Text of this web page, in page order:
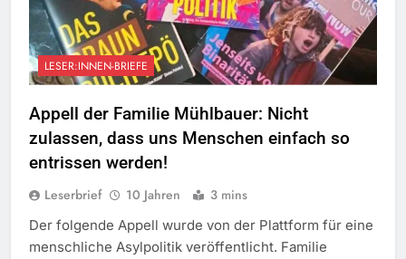
LESER:INNEN-BRIEFE
Appell der Familie Mühlbauer: Nicht
zulassen, dass uns Menschen einfach so
entrissen werden!
Leserbrief 10 Jahren 3 mins
Der folgende Appell wurde von der Plattform für eine
menschliche Asylpolitik veröffentlicht. Familie